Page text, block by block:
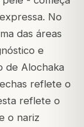
No
das áreas
e
de Alochaka
reflete o
reflete o
o nariz